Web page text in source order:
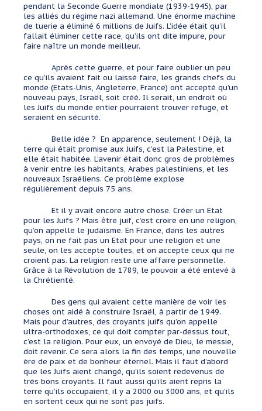
pendant la Seconde Guerre mondiale (1939-1945), par
les alliés du régime nazi allemand. Une énorme machine
de tuerie a éliminé 6 millions de Juifs. L’idée était qu’il
fallait éliminer cette race, qu’ils ont dite impure, pour
faire naître un monde meilleur.
Après cette guerre, et pour faire oublier un peu
ce qu’ils avaient fait ou laissé faire, les grands chefs du
monde (Etats-Unis, Angleterre, France) ont accepté qu’un
nouveau pays, Israël, soit créé. Il serait, un endroit où
les Juifs du monde entier pourraient trouver refuge, et
seraient en sécurité.
Belle idée ? En apparence, seulement ! Déjà, la
terre qui était promise aux Juifs, c’est la Palestine, et
elle était habitée. L’avenir était donc gros de problèmes
à venir entre les habitants, Arabes palestiniens, et les
nouveaux Israéliens. Ce problème explose
régulièrement depuis 75 ans.
Et il y avait encore autre chose. Créer un Etat
pour les Juifs ? Mais être juif, c’est croire en une religion,
qu’on appelle le judaïsme. En France, dans les autres
pays, on ne fait pas un Etat pour une religion et une
seule, on les accepte toutes, et on accepte ceux qui ne
croient pas. La religion reste une affaire personnelle.
Grâce à la Révolution de 1789, le pouvoir a été enlevé à
la Chrétienté.
Des gens qui avaient cette manière de voir les
choses ont aidé à construire Israël, à partir de 1949.
Mais pour d’autres, des croyants juifs qu’on appelle
ultra-orthodoxes, ce qui doit compter par-dessus tout,
c’est la religion. Pour eux, un envoyé de Dieu, le messie,
doit revenir. Ce sera alors la fin des temps, une nouvelle
ère de paix et de bonheur éternel. Mais il faut d’abord
que les Juifs aient changé, qu’ils soient redevenus de
très bons croyants. Il faut aussi qu’ils aient repris la
terre qu’ils occupaient, il y a 2000 ou 3000 ans, et qu’ils
en sortent ceux qui ne sont pas juifs.